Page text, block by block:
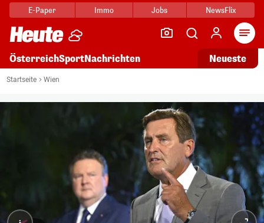
E-Paper Immo Jobs NewsFlix
ÖsterreichSportNachrichten Neueste
Startseite Wien